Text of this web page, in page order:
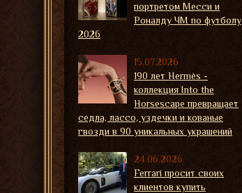
портретом Месси и
Роналду ЧМ по футболу
2026
15.07.2026
190 лет Hermès -
коллекция Into the
Horsescape превращает
седла, лассо, уздечки и кованые
гвозди в 90 уникальных украшений
24.06.2026
Ferrari просит своих
клиентов купить